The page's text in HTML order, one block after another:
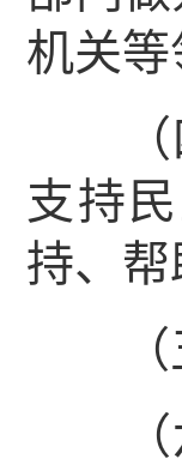
机关
（四
支持
持、
（五
（六